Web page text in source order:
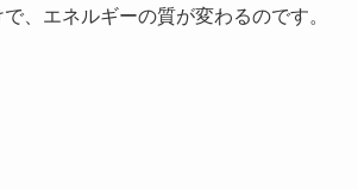
、エネルギーの質が変わるのです。